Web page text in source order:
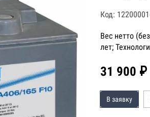
Код:
Вес нетто
лет;
31 900 ₽
В заявку